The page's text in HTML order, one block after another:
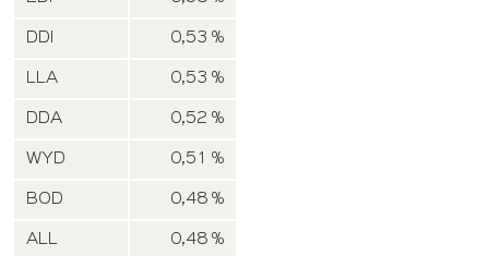
DDI 0,53 %
LLA 0,53 %
DDA 0,52 %
WYD 0,51 %
BOD 0,48 %
ALL 0,48 %